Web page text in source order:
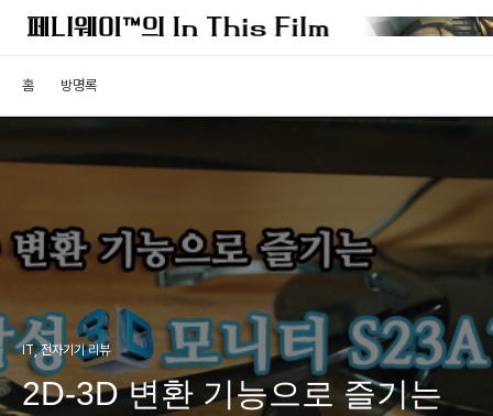
홈 방명록
IT, 전자기기 리뷰
2D-3D 변환 기능으로 즐기는